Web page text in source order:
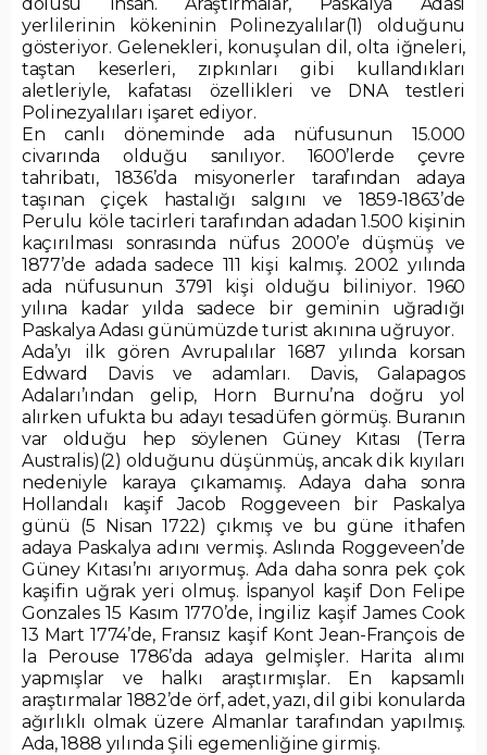
yerlilerinin kökeninin Polinezyalılar(1) olduğunu
gösteriyor. Gelenekleri, konuşulan dil, olta iğneleri,
taştan keserleri, zıpkınları gibi kullandıkları
aletleriyle, kafatası özellikleri ve DNA testleri
Polinezyalıları işaret ediyor.
En canlı döneminde ada nüfusunun 15.000
civarında olduğu sanılıyor. 1600’lerde çevre
tahribatı, 1836’da misyonerler tarafından adaya
taşınan çiçek hastalığı salgını ve 1859-1863’de
Perulu köle tacirleri tarafından adadan 1.500 kişinin
kaçırılması sonrasında nüfus 2000’e düşmüş ve
1877’de adada sadece 111 kişi kalmış. 2002 yılında
ada nüfusunun 3791 kişi olduğu biliniyor. 1960
yılına kadar yılda sadece bir geminin uğradığı
Paskalya Adası günümüzde turist akınına uğruyor.
Ada’yı ilk gören Avrupalılar 1687 yılında korsan
Edward Davis ve adamları. Davis, Galapagos
Adaları’ından gelip, Horn Burnu’na doğru yol
alırken ufukta bu adayı tesadüfen görmüş. Buranın
var olduğu hep söylenen Güney Kıtası (Terra
Australis)(2) olduğunu düşünmüş, ancak dik kıyıları
nedeniyle karaya çıkamamış. Adaya daha sonra
Hollandalı kaşif Jacob Roggeveen bir Paskalya
günü (5 Nisan 1722) çıkmış ve bu güne ithafen
adaya Paskalya adını vermiş. Aslında Roggeveen’de
Güney Kıtası’nı arıyormuş. Ada daha sonra pek çok
kaşifin uğrak yeri olmuş. İspanyol kaşif Don Felipe
Gonzales 15 Kasım 1770’de, İngiliz kaşif James Cook
13 Mart 1774’de, Fransız kaşif Kont Jean-François de
la Perouse 1786’da adaya gelmişler. Harita alımı
yapmışlar ve halkı araştırmışlar. En kapsamlı
araştırmalar 1882’de örf, adet, yazı, dil gibi konularda
ağırlıklı olmak üzere Almanlar tarafından yapılmış.
Ada, 1888 yılında Şili egemenliğine girmiş.